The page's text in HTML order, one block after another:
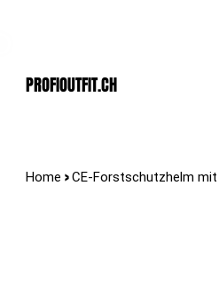
PROFIOUTFIT.cH
Home >CE-Forstschutzhelm